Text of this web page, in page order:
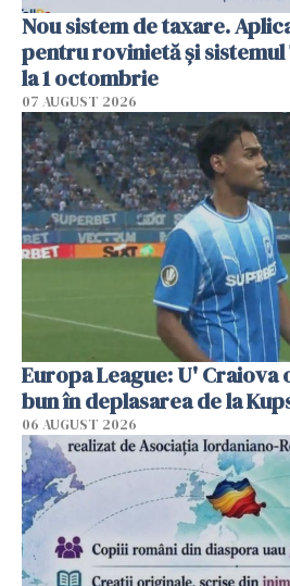
Nou sistem de taxare.
pentru rovinietă şi sistemul
la 1 octombrie
07 AUGUST 2026
Europa League: U'
bun în deplasarea de la
06 AUGUST 2026